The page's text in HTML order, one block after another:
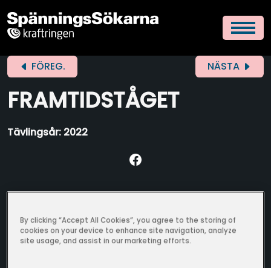
FÖREG.
FRAMTIDSTÅGET
Tävlingsår: 2022
NÄSTA
By clicking “Accept All Cookies”, you agree to the storing of
cookies on your device to enhance site navigation, analyze
site usage, and assist in our marketing efforts.